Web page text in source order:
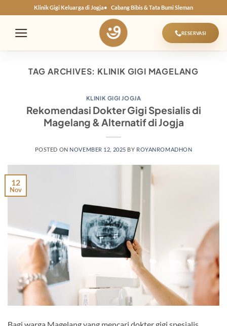
to
content
Klinik Gigi Keluarga di Jogja Cabang Bibis & Tata Bumi Sleman
RESERVASI
TAG ARCHIVES: KLINIK GIGI MAGELANG
KLINIK GIGI JOGJA
Rekomendasi Dokter Gigi Spesialis di
Magelang & Alternatif di Jogja
POSTED ON NOVEMBER 12, 2025 BY ROYANROMADHON
12
Nov